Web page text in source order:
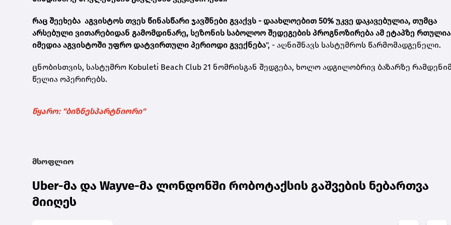
რაც შეეხება აგვისტოს თვეს წინასწარი ჯავშნები გვაქვს - დაახლოებით 50% უკვე დაკავებულია, თუმცა
არსებული ვითარებიდან გამომდინარე, სეზონის საბოლოო შედეგების პროგნოზირება ამ ეტაპზე
იმედია აგვისტოში უფრო დატვირთული პერიოდი გვექნება", - აღნიშნავს სასტუმროს წარმომადგენელი.
ცნობისთვის, სასტუმრო Kobuleti Beach Club 21 ნომრისგან შედგება, ხოლო ადგილობრივ ბაზარზე
წელია ოპერირებს.
წყარო: "ბიზნესპარტნიორი"
მსოფლიო
Uber-მა და Wayve-მა ლონდონში რობოტაქსის გაშვების ნებართვა
მიიღეს